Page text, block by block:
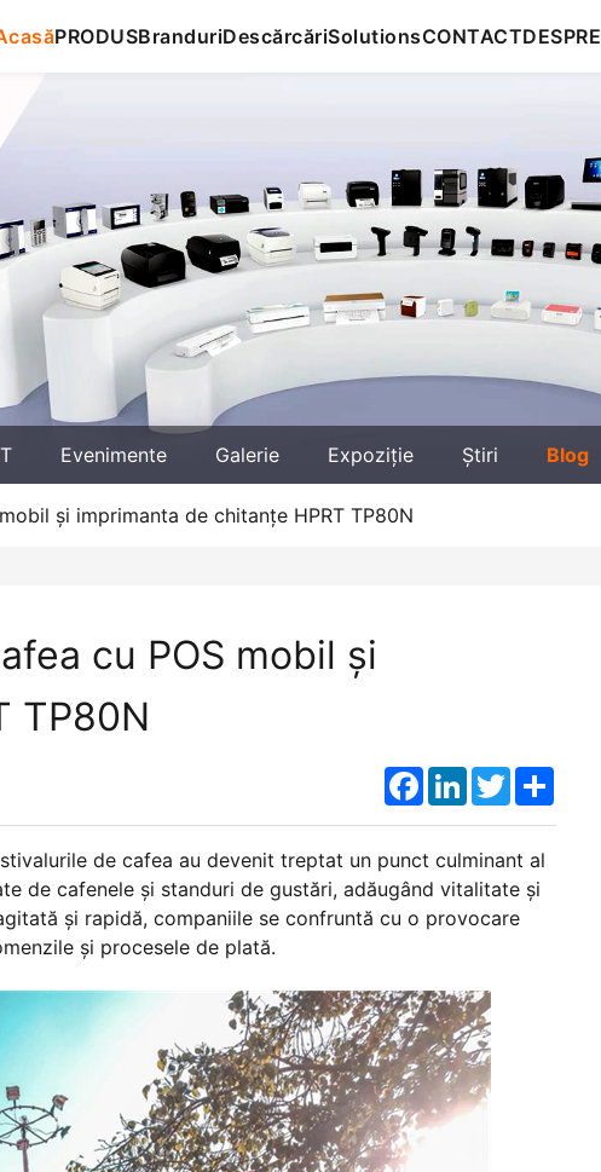
PRODUSBranduriDescărcăriSolutionsCONTACTDESPRE
Evenimente Galerie Expoziţie Știri Blog
și imprimanta de chitanțe HPRT TP80N
cu POS mobil și
TP80N
Facebook
LinkedInTwitterShare
de cafea au devenit treptat un punct culminant al
de cafenele și standuri de gustări, adăugând vitalitate și
și rapidă, companiile se confruntă cu o provocare
și procesele de plată.